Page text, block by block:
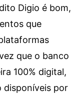
Digio é bom,
que
que o banco
100% digital,
disponíveis por